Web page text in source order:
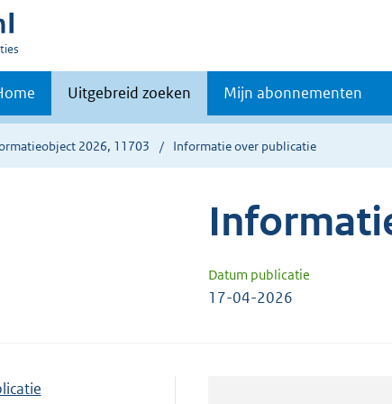
Uitgebreid zoeken Mijn abonnementen
2026, 11703 Informatie over publicatie
Datum publicatie
17-04-2026